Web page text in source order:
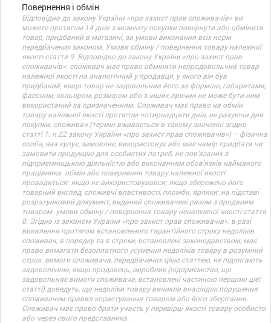
Повернення і обмін
Відповідно до закону України «про захист прав споживачів» ви
можете протягом 14 днів з моменту покупки повернути або обміняти
товар, придбаний в магазині, за умови виконання всіх норм
передбачених законом. Умови обміну / повернення товару належної
якості стаття 9. Відповідно до закону України «про захист прав
споживачів»: споживач має право обміняти непродовольчий товар
належної якості на аналогічний у продавця, у якого він був
придбаний, якщо товар не задовольнив його за формою, габаритами,
фасоном, кольором, розміром або з інших причин не може бути ним
використаний за призначенням. Споживач має право на обмін
товару належної якості протягом чотирнадцяти днів, не рахуючи дня
покупки. споживач (термін вживається в такому значенні згідно
статті 1. п.22 закону України «про захист прав споживачів») – фізична
особа, яка купує, замовляє, використовує або має намір придбати чи
замовити продукцію для особистих потреб, не пов’язаних з
підприємницькою діяльністю або виконанням обов’язків найманого
працівника. обмін або повернення товару належної якості
провадиться: якщо не використовувався; якщо збережено його
товарний вигляд, споживчі властивості, пломби, ярлики; на підставі
розрахунковий документ, виданий споживачеві разом з проданим
товаром. умови обміну / повернення товару неналежної якості стаття
8. Згідно із законом України «про захист прав споживачів»: в разі
виявлення протягом встановленого гарантійного строку недоліків
споживач, в порядку та в строки, встановлені законодавством, має
право вимагати безоплатного усунення недоліків товару в розумний
строк. вимоги споживача, передбачених цією статтею, не підлягають
задоволенню, якщо продавець, виробник (підприємство, що
задовольняє вимоги споживача, встановлені частиною першою цієї
статті) доведуть, що недоліки товару виникли внаслідок порушення
споживачем правил користування товаром або його зберігання.
Споживач має право брати участь у перевірці якості товару особисто
або через свого представника.